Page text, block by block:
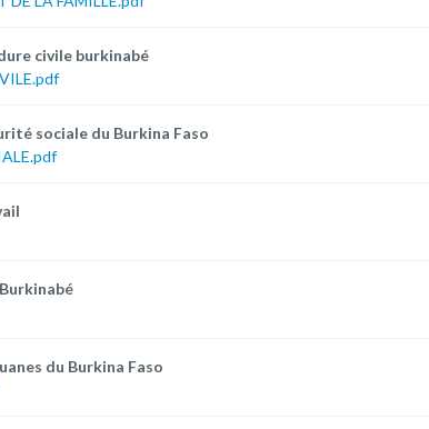
civile burkinabé
sociale du Burkina Faso
du Burkina Faso